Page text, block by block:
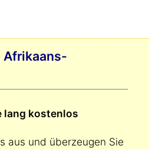
Afrikaans-
lang kostenlos
aus und überzeugen Sie